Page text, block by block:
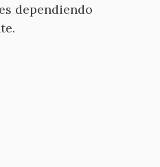
dependiendo